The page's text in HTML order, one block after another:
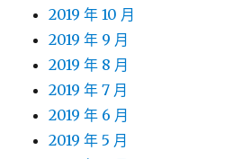
2019 年 10 月
2019 年 9 月
2019 年 8 月
2019 年 7 月
2019 年 6 月
2019 年 5 月